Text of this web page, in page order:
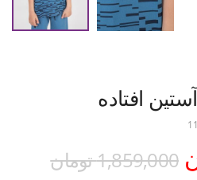
افتاده
1,859,000 تومان